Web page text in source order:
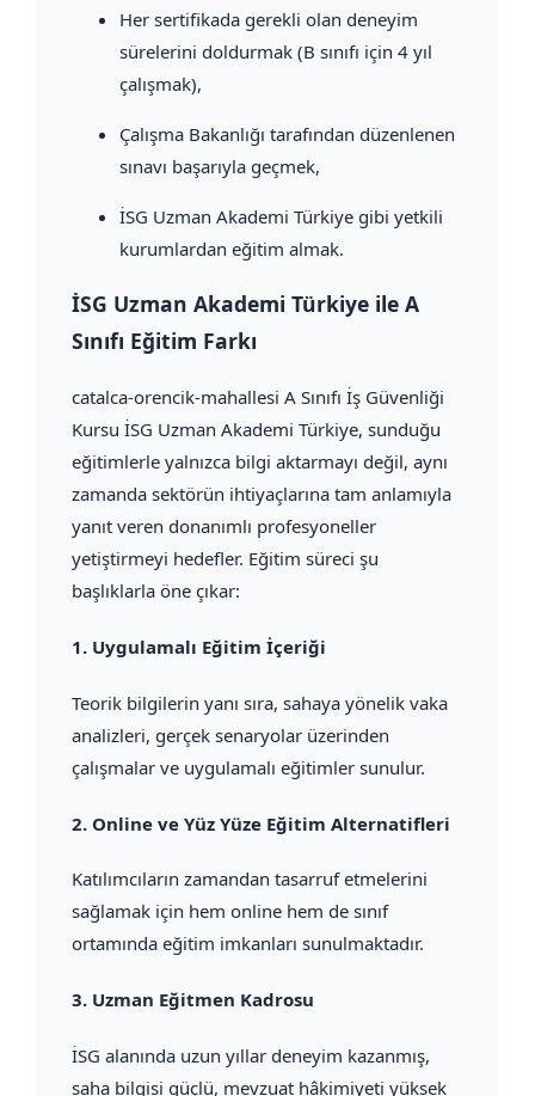
Her sertifikada gerekli olan deneyim
sürelerini doldurmak (B sınıfı için 4 yıl
çalışmak),
Çalışma Bakanlığı tarafından düzenlenen
sınavı başarıyla geçmek,
İSG Uzman Akademi Türkiye gibi yetkili
kurumlardan eğitim almak.
İSG Uzman Akademi Türkiye ile A
Sınıfı Eğitim Farkı
catalca-orencik-mahallesi A Sınıfı İş Güvenliği
Kursu İSG Uzman Akademi Türkiye, sunduğu
eğitimlerle yalnızca bilgi aktarmayı değil, aynı
zamanda sektörün ihtiyaçlarına tam anlamıyla
yanıt veren donanımlı profesyoneller
yetiştirmeyi hedefler. Eğitim süreci şu
başlıklarla öne çıkar:
1. Uygulamalı Eğitim İçeriği
Teorik bilgilerin yanı sıra, sahaya yönelik vaka
analizleri, gerçek senaryolar üzerinden
çalışmalar ve uygulamalı eğitimler sunulur.
2. Online ve Yüz Yüze Eğitim Alternatifleri
Katılımcıların zamandan tasarruf etmelerini
sağlamak için hem online hem de sınıf
ortamında eğitim imkanları sunulmaktadır.
3. Uzman Eğitmen Kadrosu
İSG alanında uzun yıllar deneyim kazanmış,
saha bilgisi güçlü, mevzuat hâkimiyeti yüksek